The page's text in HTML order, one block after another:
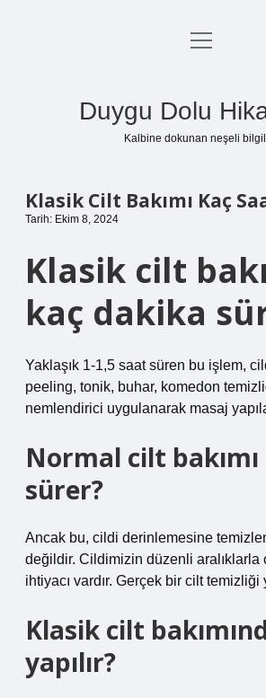
Anasayfa
menüyü
Duygu Dolu
Kalbine dokunan neşeli
Klasik Cilt Bakımı Kaç
Tarih: Ekim 8, 2024
Klasik cilt
kaç dakika
Yaklaşık 1-1,5 saat süren bu işlem,
peeling, tonik, buhar, komedon
nemlendirici uygulanarak masaj
Normal cilt
sürer?
Ancak bu, cildi derinlemesine
değildir. Cildimizin düzenli aralıklarla
ihtiyacı vardır. Gerçek bir cilt temizliği
Klasik cilt
yapılır?